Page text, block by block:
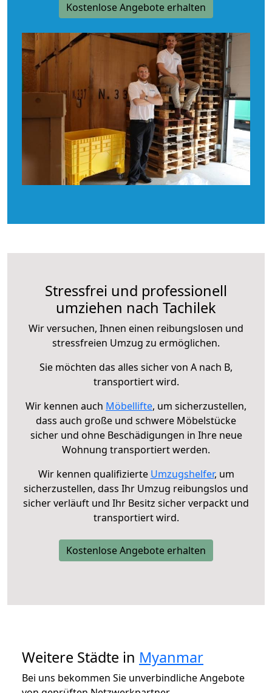
Kostenlose Angebote erhalten
Stressfrei und professionell
umziehen nach Tachilek
Wir versuchen, Ihnen einen reibungslosen und
stressfreien Umzug zu ermöglichen.
Sie möchten das alles sicher von A nach B,
transportiert wird.
Wir kennen auch Möbellifte, um sicherzustellen,
dass auch große und schwere Möbelstücke
sicher und ohne Beschädigungen in Ihre neue
Wohnung transportiert werden.
Wir kennen qualifizierte Umzugshelfer, um
sicherzustellen, dass Ihr Umzug reibungslos und
sicher verläuft und Ihr Besitz sicher verpackt und
transportiert wird.
Kostenlose Angebote erhalten
Weitere Städte in Myanmar
Bei uns bekommen Sie unverbindliche Angebote